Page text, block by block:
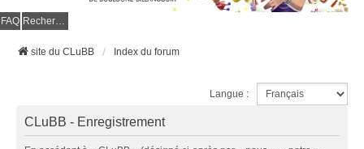
FAQ Rechercher
site du CLuBB Index du forum
Langue :
CLuBB - Enregistrement